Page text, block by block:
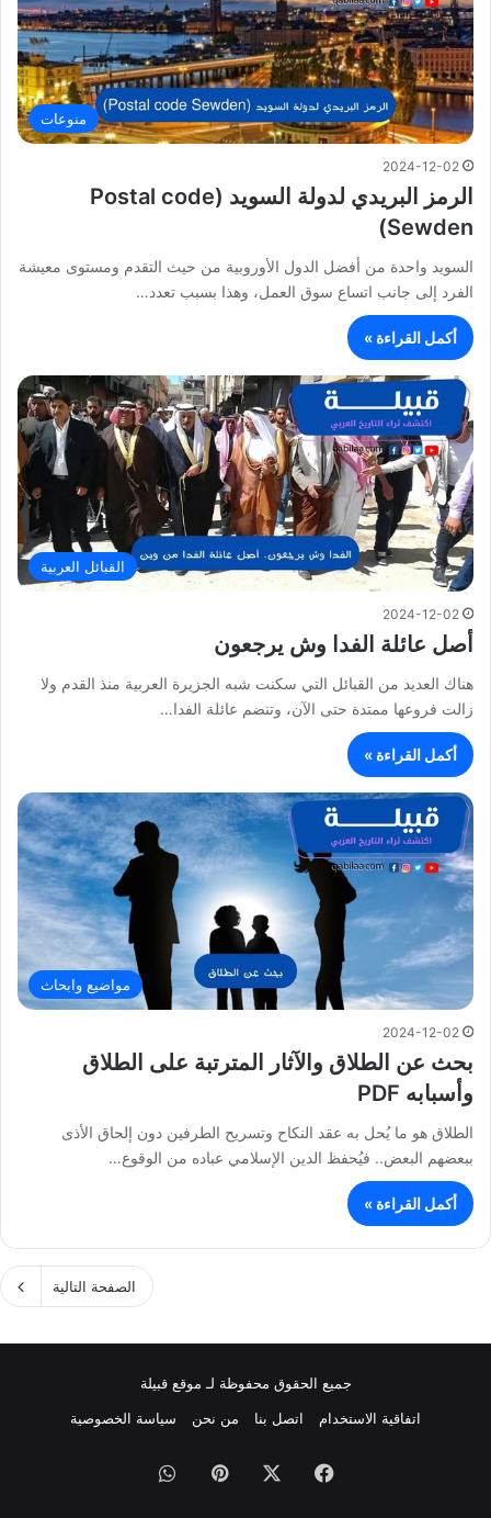
منوعات
2024-12-02
الرمز البريدي لدولة السويد (Postal code
Sewden)
السويد واحدة من أفضل الدول الأوروبية من حيث التقدم ومستوى معيشة
الفرد إلى جانب اتساع سوق العمل، وهذا بسبب تعدد…
أكمل القراءة »
القبائل العربية
2024-12-02
أصل عائلة الفدا وش يرجعون
هناك العديد من القبائل التي سكنت شبه الجزيرة العربية منذ القدم ولا
زالت فروعها ممتدة حتى الآن، وتنضم عائلة الفدا…
أكمل القراءة »
مواضيع وابحاث
2024-12-02
بحث عن الطلاق والآثار المترتبة على الطلاق
وأسبابه PDF
الطلاق هو ما يُحل به عقد النكاح وتسريح الطرفين دون إلحاق الأذى
ببعضهم البعض.. فيُحفظ الدين الإسلامي عباده من الوقوع…
أكمل القراءة »
الصفحة التالية
جميع الحقوق محفوظة لـ موقع قبيلة
اتفاقية الاستخدام
اتصل بنا من نحن سياسة الخصوصية
فيسبوك بينتيريستواتساب